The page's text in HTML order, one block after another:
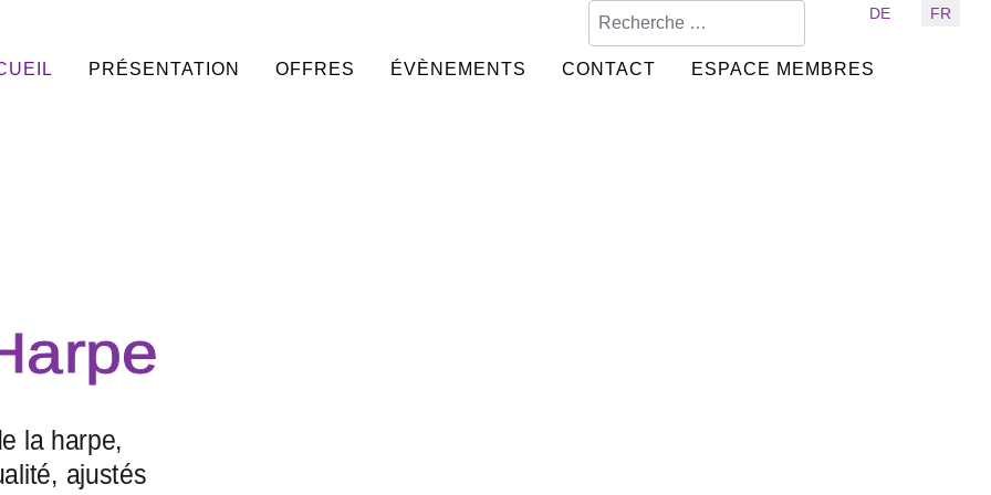
Sélectionnez votre langue
DE FR
PRÉSENTATION OFFRES ÉVÈNEMENTS CONTACT ESPACE MEMBRES